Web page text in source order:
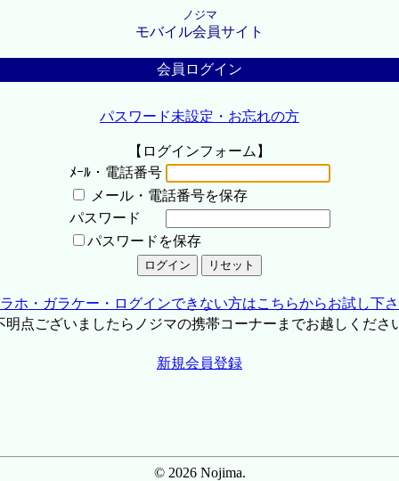
ノジマ
モバイル会員サイト
会員ログイン
パスワード未設定・お忘れの方
【ログインフォーム】
ﾒｰﾙ・電話番号
メール・電話番号を保存
パスワード
パスワードを保存
ホ・ガラケー・ログインできない方はこちらからお試し下
点ございましたらノジマの携帯コーナーまでお越しくださ
新規会員登録
© 2026 Nojima.